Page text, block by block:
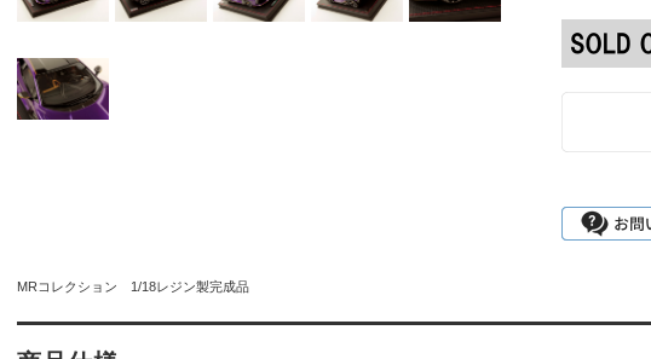
MRコレクション 1/18レジン製完成品